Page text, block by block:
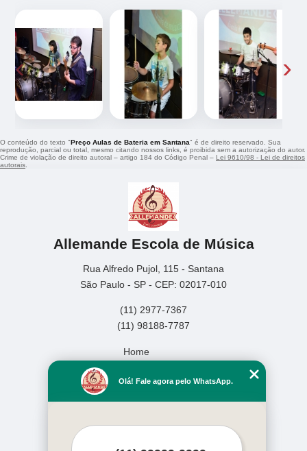
‹ ›
O conteúdo do texto "Preço Aulas de Bateria em Santana" é de direito reservado. Sua
reprodução, parcial ou total, mesmo citando nossos links, é proibida sem a autorização do autor.
Crime de violação de direito autoral – artigo 184 do Código Penal – Lei 9610/98 - Lei de direitos
autorais
Allemande Escola de Música
Rua Alfredo Pujol, 115 - Santana
São Paulo - SP - CEP: 02017-010
(11) 2977-7367
(11) 98188-7787
Home
Missão
Serviços
Mais Serviços
Olá! Fale agora pelo WhatsApp.